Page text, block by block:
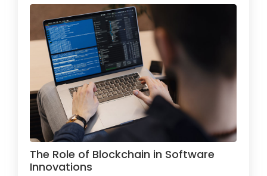
The Role of Blockchain in Software
Innovations